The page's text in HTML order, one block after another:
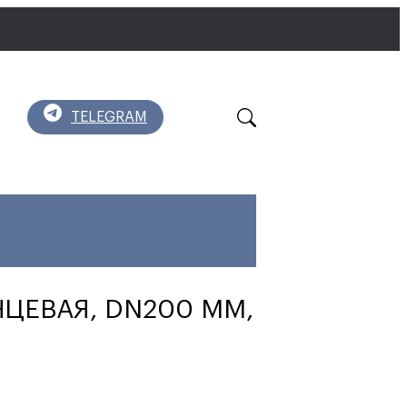
TELEGRAM
DN200 ММ,